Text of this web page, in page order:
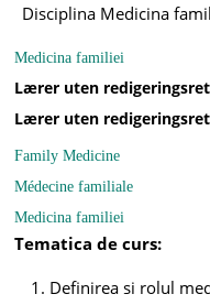
2018-
2019
Resurse
generale
Orar
Disciplina Medicina
Medicina familiei
Lærer uten
Lærer uten
Family Medicine
Médecine familiale
Medicina familiei
Tematica de curs:
Definirea si rolul